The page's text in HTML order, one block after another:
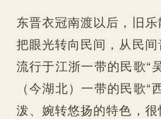
东晋衣冠南渡以后，旧
把眼光转向民间，从民间
流行于江浙一带的民歌“
（今湖北）一带的民歌“
泼、婉转悠扬的特色，